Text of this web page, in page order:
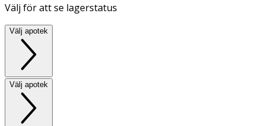
Välj för att se lagerstatus
Välj apotek
Välj apotek